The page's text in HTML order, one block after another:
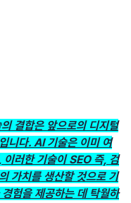
결합은 앞으로의 디지털
니다. AI 기술은 이미 여
이러한 기술이 SEO 즉, 검
가치를 생산할 것으로 기
험을 제공하는 데 탁월하